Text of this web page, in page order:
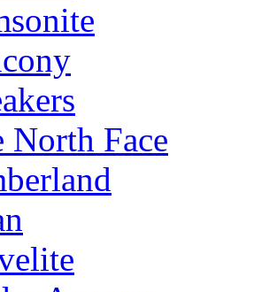
North Face